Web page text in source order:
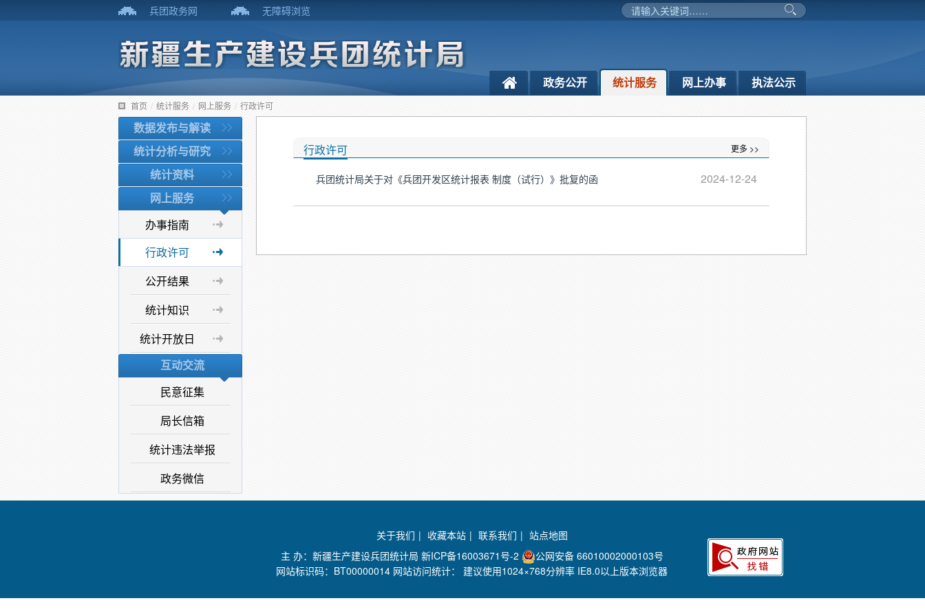
兵团政务网 无障碍浏览
政务公开 统计服务 网上办事 执法公示
首页 / 统计服务 / 网上服务 / 行政许可
数据发布与解读
统计分析与研究
统计资料
网上服务
办事指南
行政许可
公开结果
统计知识
统计开放日
互动交流
民意征集
局长信箱
统计违法举报
政务微信
行政许可 更多 >>
兵团统计局关于对《兵团开发区统计报表 制度（试行）》批复的函 2024-12-24
关于我们 | 收藏本站 | 联系我们 | 站点地图
主 办：新疆生产建设兵团统计局 新ICP备16003671号-2
公网安备 66010002000103号
网站标识码：BT00000014 网站访问统计：建议使用1024×768分辨率 IE8.0以上版本浏览器